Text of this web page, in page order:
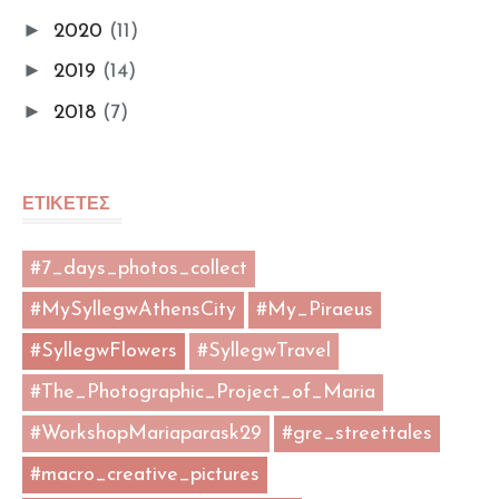
► 2020 (11)
► 2019 (14)
► 2018 (7)
ΕΤΙΚΕΤΕΣ
#7_days_photos_collect
#MySyllegwAthensCity
#My_Piraeus
#SyllegwFlowers
#SyllegwTravel
#The_Photographic_Project_of_Maria
#WorkshopMariaparask29
#gre_streettales
#macro_creative_pictures